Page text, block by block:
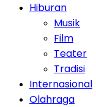
Hiburan
Musik
Film
Teater
Tradisi
Internasional
Olahraga